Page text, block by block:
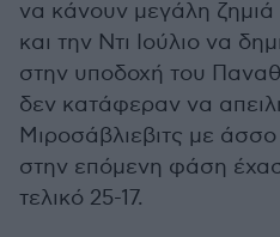
να κάνουν μεγάλη
και την Ντι Ιούλιο να
στην υποδοχή του
δεν κατάφεραν να
Μιροσάβλιεβιτς με
στην επόμενη φάση
τελικό 25-17.